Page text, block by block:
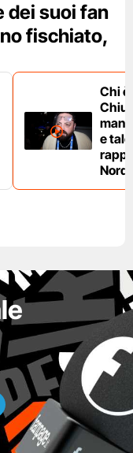
dei suoi fan
fischiato,
Chi è
e
Nord